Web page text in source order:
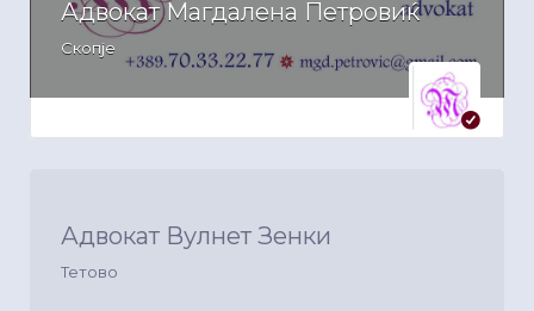
Адвокат Магдалена Петровиќ
Скопје
Адвокат Вулнет Зенки
Тетово